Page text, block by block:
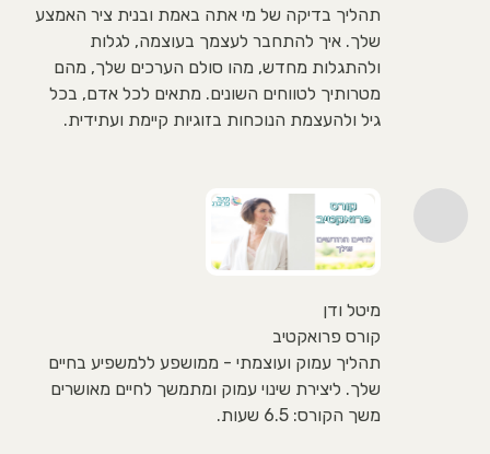
תהליך בדיקה של מי אתה באמת ובנית ציר האמצע
שלך. איך להתחבר לעצמך בעוצמה, לגלות
ולהתגלות מחדש, מהו סולם הערכים שלך, מהם
מטרותיך לטווחים השונים. מתאים לכל אדם, בכל
גיל ולהעצמת הנוכחות בזוגיות קיימת ועתידית.
מיטל ודן
קורס פרואקטיב
תהליך עמוק ועוצמתי - ממושפע ללמשפיע בחיים
שלך. ליצירת שינוי עמוק ומתמשך לחיים מאושרים
משך הקורס: 6.5 שעות.